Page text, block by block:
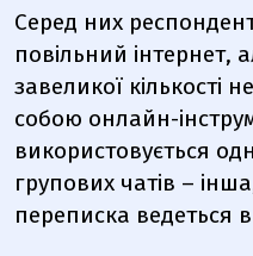
Серед них
повільний інтернет,
завеликої кількості
собою онлайн-
використовується
групових чатів –
переписка ведеться